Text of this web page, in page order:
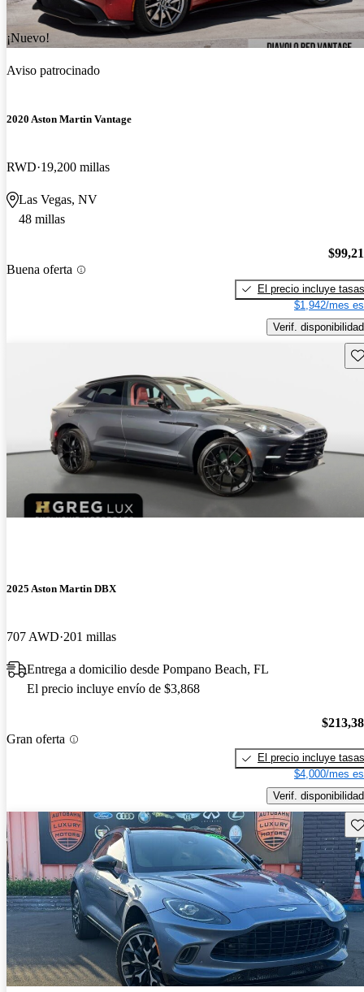
¡Nuevo!
Aviso patrocinado
2020 Aston Martin Vantage
RWD 19,200 millas
Las Vegas, NV
48 millas
Buena oferta
El precio incluye tasas
$1,942/mes
Verif. disponibilidad
2025 Aston Martin DBX
707 AWD 201 millas
Entrega a domicilio desde Pompano Beach, FL
El precio incluye envío de $3,868
Gran oferta
El precio incluye tasas
$4,000/mes
Verif. disponibilidad